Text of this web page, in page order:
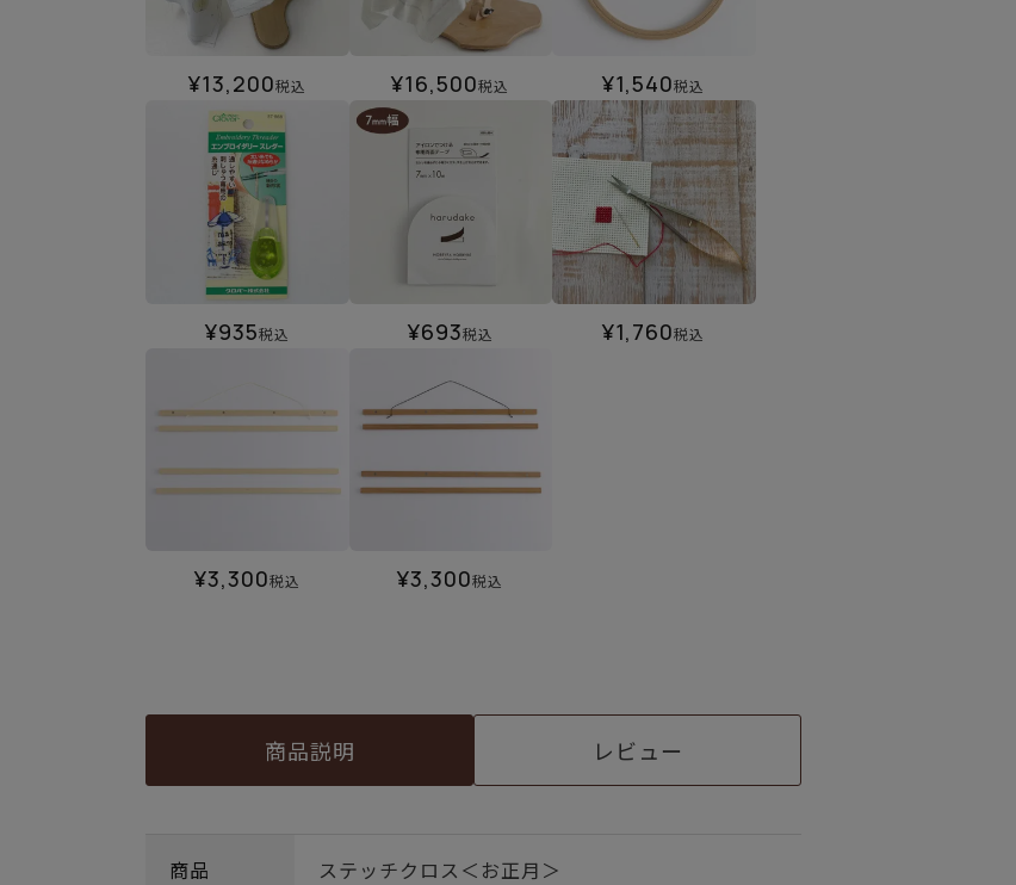
¥13,200税込 ¥16,500税込 ¥1,540税込
¥935税込 ¥693税込 ¥1,760税込
¥3,300税込 ¥3,300税込
商品説明 レビュー
商品 ステッチクロス＜お正月＞